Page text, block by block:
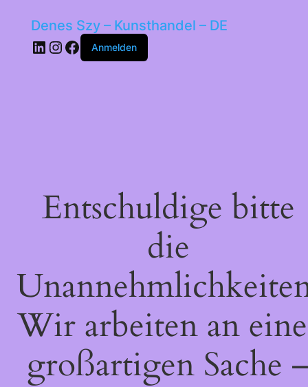
Denes Szy – Kunsthandel – DE
LinkedIn
Instagram
Facebook
Anmelden
Entschuldige bitte
die
Wir arbeiten an
großartigen Sache